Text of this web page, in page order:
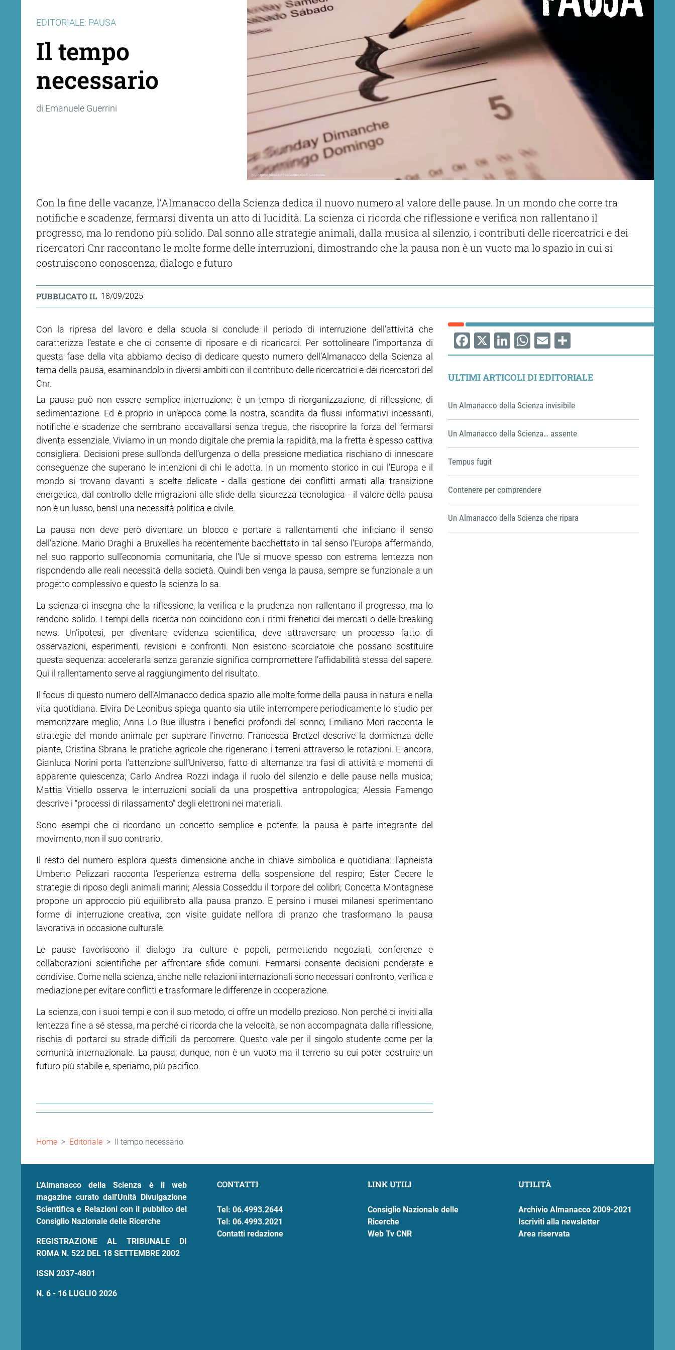
EDITORIALE: PAUSA
Il tempo
necessario
di Emanuele Guerrini
Con la fine delle vacanze, l’Almanacco della Scienza dedica il nuovo numero al valore delle pause. In un mondo che corre tra
notifiche e scadenze, fermarsi diventa un atto di lucidità. La scienza ci ricorda che riflessione e verifica non rallentano il
progresso, ma lo rendono più solido. Dal sonno alle strategie animali, dalla musica al silenzio, i contributi delle ricercatrici e dei
ricercatori Cnr raccontano le molte forme delle interruzioni, dimostrando che la pausa non è un vuoto ma lo spazio in cui si
costruiscono conoscenza, dialogo e futuro
PUBBLICATO IL 18/09/2025
Con la ripresa del lavoro e della scuola si conclude il periodo di interruzione dell’attività che
caratterizza l’estate e che ci consente di riposare e di ricaricarci. Per sottolineare l’importanza di
questa fase della vita abbiamo deciso di dedicare questo numero dell’Almanacco della Scienza al
tema della pausa, esaminandolo in diversi ambiti con il contributo delle ricercatrici e dei ricercatori del
Cnr.
La pausa può non essere semplice interruzione: è un tempo di riorganizzazione, di riflessione, di
sedimentazione. Ed è proprio in un’epoca come la nostra, scandita da flussi informativi incessanti,
notifiche e scadenze che sembrano accavallarsi senza tregua, che riscoprire la forza del fermarsi
diventa essenziale. Viviamo in un mondo digitale che premia la rapidità, ma la fretta è spesso cattiva
consigliera. Decisioni prese sull’onda dell’urgenza o della pressione mediatica rischiano di innescare
conseguenze che superano le intenzioni di chi le adotta. In un momento storico in cui l’Europa e il
mondo si trovano davanti a scelte delicate - dalla gestione dei conflitti armati alla transizione
energetica, dal controllo delle migrazioni alle sfide della sicurezza tecnologica - il valore della pausa
non è un lusso, bensì una necessità politica e civile.
La pausa non deve però diventare un blocco e portare a rallentamenti che inficiano il senso
dell’azione. Mario Draghi a Bruxelles ha recentemente bacchettato in tal senso l’Europa affermando,
nel suo rapporto sull’economia comunitaria, che l’Ue si muove spesso con estrema lentezza non
rispondendo alle reali necessità della società. Quindi ben venga la pausa, sempre se funzionale a un
progetto complessivo e questo la scienza lo sa.
La scienza ci insegna che la riflessione, la verifica e la prudenza non rallentano il progresso, ma lo
rendono solido. I tempi della ricerca non coincidono con i ritmi frenetici dei mercati o delle breaking
news. Un’ipotesi, per diventare evidenza scientifica, deve attraversare un processo fatto di
osservazioni, esperimenti, revisioni e confronti. Non esistono scorciatoie che possano sostituire
questa sequenza: accelerarla senza garanzie significa compromettere l’affidabilità stessa del sapere.
Qui il rallentamento serve al raggiungimento del risultato.
Il focus di questo numero dell’Almanacco dedica spazio alle molte forme della pausa in natura e nella
vita quotidiana. Elvira De Leonibus spiega quanto sia utile interrompere periodicamente lo studio per
memorizzare meglio; Anna Lo Bue illustra i benefici profondi del sonno; Emiliano Mori racconta le
strategie del mondo animale per superare l’inverno. Francesca Bretzel descrive la dormienza delle
piante, Cristina Sbrana le pratiche agricole che rigenerano i terreni attraverso le rotazioni. E ancora,
Gianluca Norini porta l’attenzione sull’Universo, fatto di alternanze tra fasi di attività e momenti di
apparente quiescenza; Carlo Andrea Rozzi indaga il ruolo del silenzio e delle pause nella musica;
Mattia Vitiello osserva le interruzioni sociali da una prospettiva antropologica; Alessia Famengo
descrive i “processi di rilassamento” degli elettroni nei materiali.
Sono esempi che ci ricordano un concetto semplice e potente: la pausa è parte integrante del
movimento, non il suo contrario.
Il resto del numero esplora questa dimensione anche in chiave simbolica e quotidiana: l’apneista
Umberto Pelizzari racconta l’esperienza estrema della sospensione del respiro; Ester Cecere le
strategie di riposo degli animali marini; Alessia Cosseddu il torpore del colibrì; Concetta Montagnese
propone un approccio più equilibrato alla pausa pranzo. E persino i musei milanesi sperimentano
forme di interruzione creativa, con visite guidate nell’ora di pranzo che trasformano la pausa
lavorativa in occasione culturale.
Le pause favoriscono il dialogo tra culture e popoli, permettendo negoziati, conferenze e
collaborazioni scientifiche per affrontare sfide comuni. Fermarsi consente decisioni ponderate e
condivise. Come nella scienza, anche nelle relazioni internazionali sono necessari confronto, verifica e
mediazione per evitare conflitti e trasformare le differenze in cooperazione.
La scienza, con i suoi tempi e con il suo metodo, ci offre un modello prezioso. Non perché ci inviti alla
lentezza fine a sé stessa, ma perché ci ricorda che la velocità, se non accompagnata dalla riflessione,
rischia di portarci su strade difficili da percorrere. Questo vale per il singolo studente come per la
comunità internazionale. La pausa, dunque, non è un vuoto ma il terreno su cui poter costruire un
futuro più stabile e, speriamo, più pacifico.
Facebook
X LinkedIn
WhatsApp
EmailShare
ULTIMI ARTICOLI DI EDITORIALE
Un Almanacco della Scienza invisibile
Un Almanacco della Scienza… assente
Tempus fugit
Contenere per comprendere
Un Almanacco della Scienza che ripara
Briciole
Home Editoriale Il tempo necessario
L'Almanacco della Scienza è il web
magazine curato dall'Unità Divulgazione
Scientifica e Relazioni con il pubblico del
Consiglio Nazionale delle Ricerche
REGISTRAZIONE AL TRIBUNALE DI
ROMA N. 522 DEL 18 SETTEMBRE 2002
ISSN 2037-4801
N. 6 - 16 LUGLIO 2026
CONTATTI
Tel: 06.4993.2644
Tel: 06.4993.2021
Contatti redazione
LINK UTILI
Consiglio Nazionale delle
Ricerche
Web Tv CNR
UTILITÀ
Archivio Almanacco 2009-2021
Iscriviti alla newsletter
Area riservata